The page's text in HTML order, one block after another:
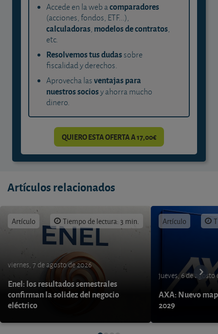
Accede en la web acomparadores
(acciones, fondos, ETF...),
calculadoras, modelos de contratos,
etc.
Resolvemos tus dudassobre
fiscalidad y derechos.
Aprovecha lasventajas para
nuestros sociosy ahorra mucho
dinero.
QUIERO ESTA OFERTA A 17,00€
Artículos relacionados
Artículo Tiempo de lectura: 3 min.
viernes, 7 de agosto de 2026
Enel: los resultados semestrales
confirman la solidez del negocio
eléctrico
Artículo
jueves, 6 de agosto
AXA: Nuevo
2029